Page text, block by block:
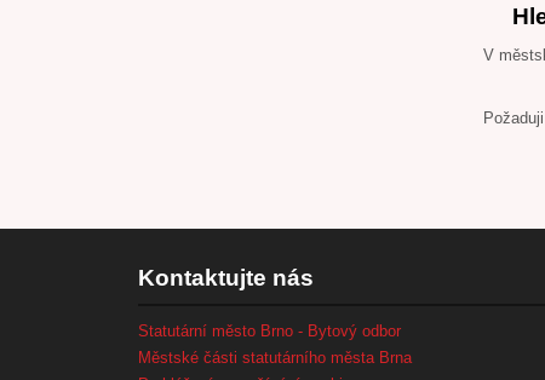
V
Kontaktujte nás
Statutární město Brno - Bytový odbor
Městské části statutárního města Brna